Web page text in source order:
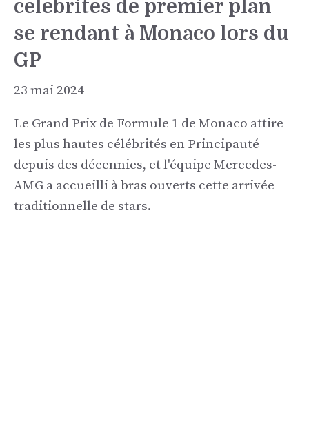
célébrités de premier plan
se rendant à Monaco lors du
GP
23 mai 2024
Le Grand Prix de Formule 1 de Monaco attire
les plus hautes célébrités en Principauté
depuis des décennies, et l'équipe Mercedes-
AMG a accueilli à bras ouverts cette arrivée
traditionnelle de stars.